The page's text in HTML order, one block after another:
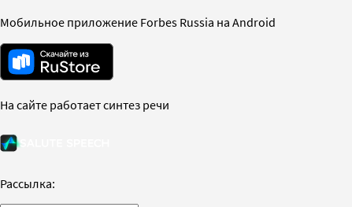
Мобильное приложение Forbes Russia на Android
На сайте работает синтез речи
Рассылка: